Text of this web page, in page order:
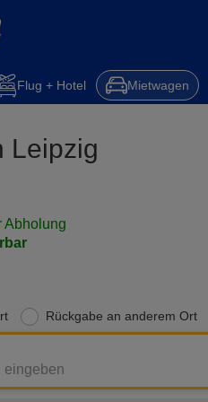
Kfz-Versicherung Hotel
Flug + Hotel Mietwagen
Leipzig
Abholung
Rückgabe an anderem Ort